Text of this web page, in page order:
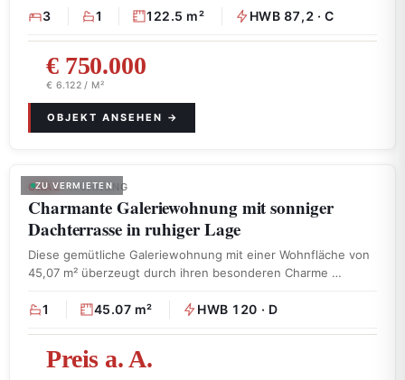
3 1 122.5 m² HWB 87,2 · C
€ 750.000
€ 6.122 / M²
ZU VERMIETEN
GRAZ· WOHNUNG
Charmante Galeriewohnung mit sonniger
Dachterrasse in ruhiger Lage
Diese gemütliche Galeriewohnung mit einer Wohnfläche von
45,07 m² überzeugt durch ihren besonderen Charme …
1 45.07 m² HWB 120 · D
Preis a. A.